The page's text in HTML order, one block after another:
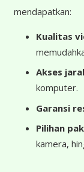
mendapatkan:
Kualitas
Akses
komputer.
Garansi
Pilihan
kamera,